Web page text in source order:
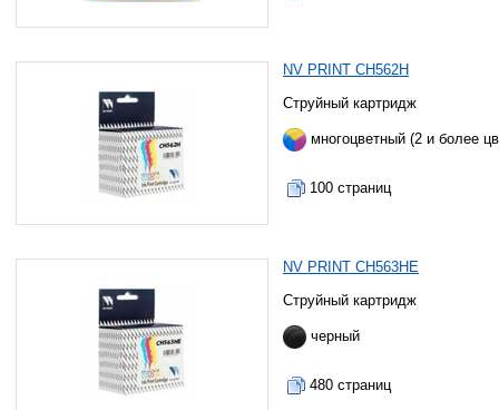
NV PRINT CH562H
Струйный картридж
многоцветный (2 и более
100 страниц
NV PRINT CH563HE
Струйный картридж
черный
480 страниц